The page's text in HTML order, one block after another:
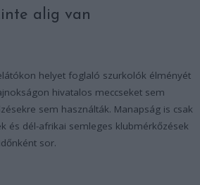
alig van
helyet foglaló szurkolók élményét
hivatalos meccseket sem
sem használták. Manapság is csak
és dél-afrikai semleges klubmérkőzések
sor.